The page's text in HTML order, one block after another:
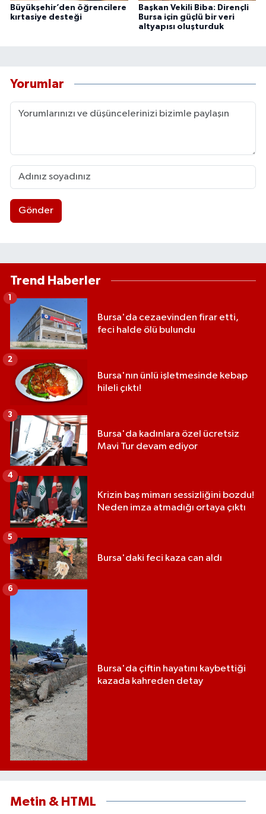
Büyükşehir’den öğrencilere
kırtasiye desteği
Başkan Vekili Biba: Dirençli
Bursa için güçlü bir veri
altyapısı oluşturduk
Yorumlar
Gönder
Trend Haberler
Bursa'da cezaevinden firar etti,
feci halde ölü bulundu
1
Bursa'nın ünlü işletmesinde kebap
hileli çıktı!
2
Bursa'da kadınlara özel ücretsiz
Mavi Tur devam ediyor
3
Krizin baş mimarı sessizliğini bozdu!
Neden imza atmadığı ortaya çıktı
4
Bursa'daki feci kaza can aldı
5
Bursa'da çiftin hayatını kaybettiği
kazada kahreden detay
6
Metin & HTML